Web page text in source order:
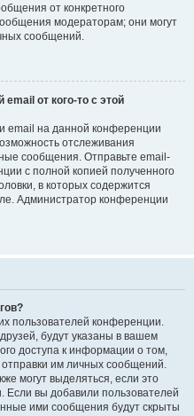
от конкретного
модераторам; они могут
сообщений.
от кого-то с этой
email на данной конференции
отслеживания
сообщения. Отправьте email-
с полной копией полученного
в которых содержится
Администратор конференции
пользователей конференции.
будут указаны в вашем
доступа к информации о том,
отправки им личных сообщений.
могут выделяться, если это
вы добавили пользователей
ими сообщения будут скрыты